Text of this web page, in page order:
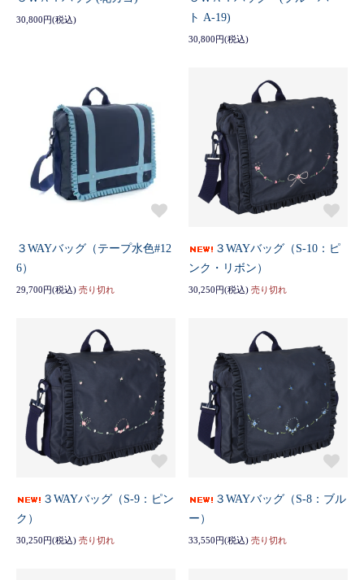
30,800円(税込)
ト A-19)
30,800円(税込)
３WAYバッグ（テープ水色#12
6）
29,700円(税込) 売り切れ
３WAYバッグ（S-10：ピ
ンク・リボン）
30,250円(税込) 売り切れ
３WAYバッグ（S-9：ピン
ク）
30,250円(税込) 売り切れ
３WAYバッグ（S-8：ブル
ー）
33,550円(税込) 売り切れ